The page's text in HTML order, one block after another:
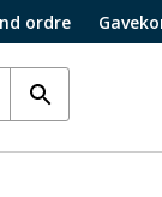
ordre